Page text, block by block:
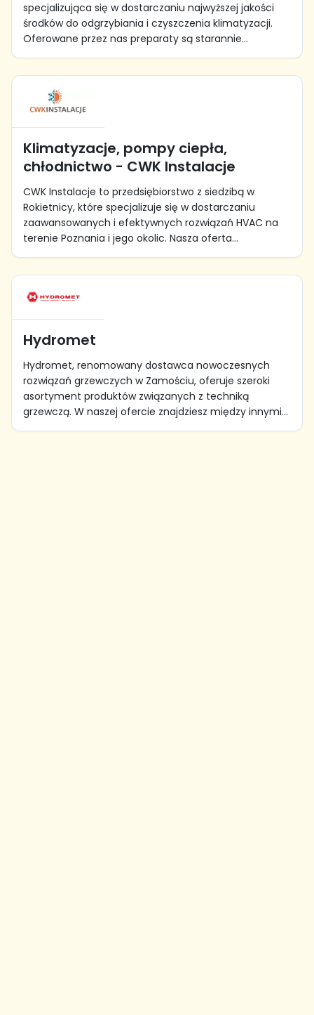
specjalizująca się w dostarczaniu najwyższej jakości
środków do odgrzybiania i czyszczenia klimatyzacji.
Oferowane przez nas preparaty są starannie...
Klimatyzacje, pompy ciepła,
chłodnictwo - CWK Instalacje
CWK Instalacje to przedsiębiorstwo z siedzibą w
Rokietnicy, które specjalizuje się w dostarczaniu
zaawansowanych i efektywnych rozwiązań HVAC na
terenie Poznania i jego okolic. Nasza oferta...
Hydromet
Hydromet, renomowany dostawca nowoczesnych
rozwiązań grzewczych w Zamościu, oferuje szeroki
asortyment produktów związanych z techniką
grzewczą. W naszej ofercie znajdziesz między innymi...